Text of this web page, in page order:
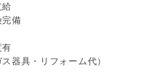
備
器具・リフォーム代）